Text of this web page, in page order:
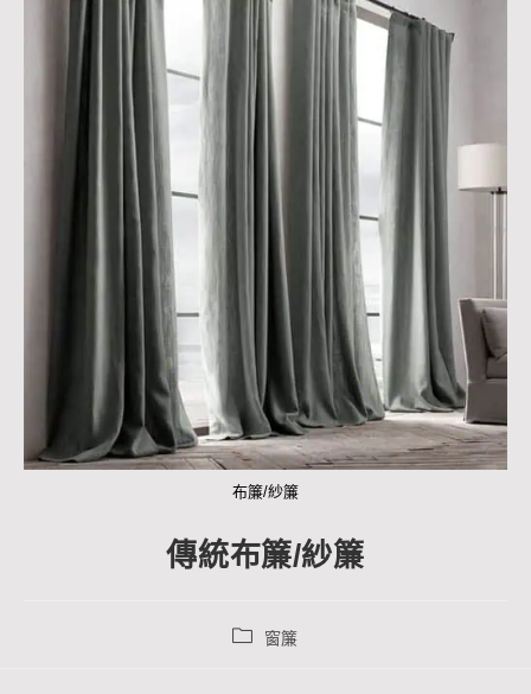
布簾/紗簾
傳統布簾/紗簾
窗簾